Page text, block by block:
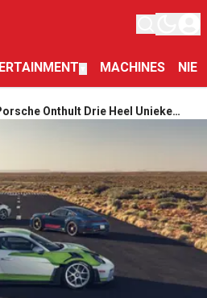
MACHINES
Onthult Drie Heel Unieke